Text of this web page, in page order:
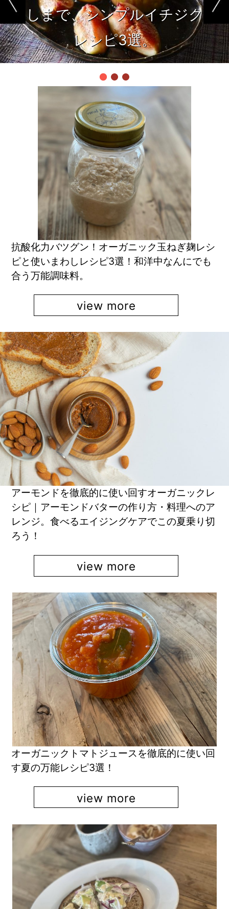
しまで、シンプルイチジク
レシピ3選。
抗酸化力バツグン！オーガニック玉ねぎ麹レシ
ピと使いまわしレシピ3選！和洋中なんにでも
合う万能調味料。
view more
アーモンドを徹底的に使い回すオーガニックレ
シピ｜アーモンドバターの作り方・料理へのア
レンジ。食べるエイジングケアでこの夏乗り切
ろう！
view more
オーガニックトマトジュースを徹底的に使い回
す夏の万能レシピ3選！
view more